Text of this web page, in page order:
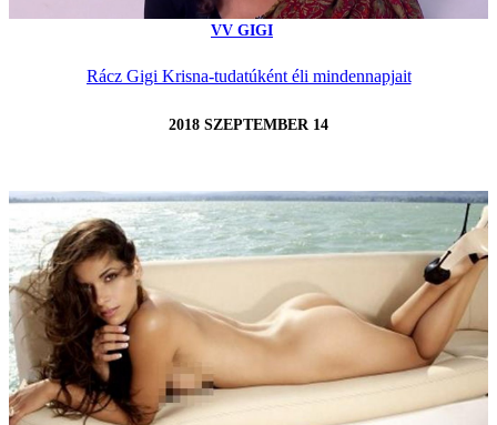
VV GIGI
Rácz Gigi Krisna-tudatúként éli mindennapjait
2018 SZEPTEMBER 14